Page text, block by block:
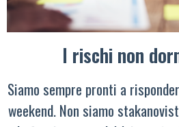
I rischi non
Siamo sempre pronti a
weekend. Non siamo